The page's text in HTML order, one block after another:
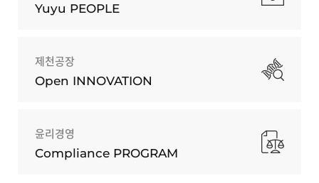
Yuyu PEOPLE
제천공장
Open INNOVATION
윤리경영
Compliance PROGRAM